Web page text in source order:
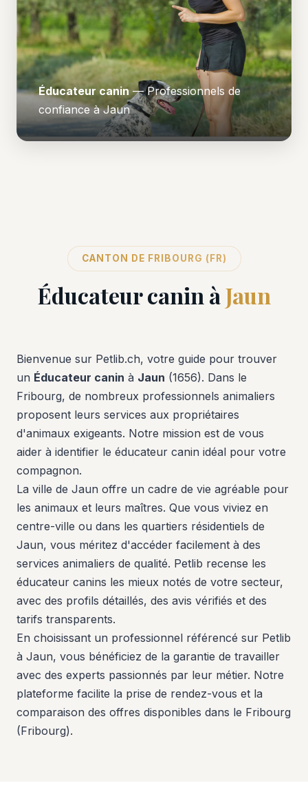
Éducateur canin — Professionnels de
confiance à Jaun
CANTON DE FRIBOURG (FR)
Éducateur canin àJaun
Bienvenue sur Petlib.ch, votre guide pour trouver
un Éducateur canin à Jaun (1656). Dans le
Fribourg, de nombreux professionnels animaliers
proposent leurs services aux propriétaires
d'animaux exigeants. Notre mission est de vous
aider à identifier le éducateur canin idéal pour votre
compagnon.
La ville de Jaun offre un cadre de vie agréable pour
les animaux et leurs maîtres. Que vous viviez en
centre-ville ou dans les quartiers résidentiels de
Jaun, vous méritez d'accéder facilement à des
services animaliers de qualité. Petlib recense les
éducateur canins les mieux notés de votre secteur,
avec des profils détaillés, des avis vérifiés et des
tarifs transparents.
En choisissant un professionnel référencé sur Petlib
à Jaun, vous bénéficiez de la garantie de travailler
avec des experts passionnés par leur métier. Notre
plateforme facilite la prise de rendez-vous et la
comparaison des offres disponibles dans le Fribourg
(Fribourg).